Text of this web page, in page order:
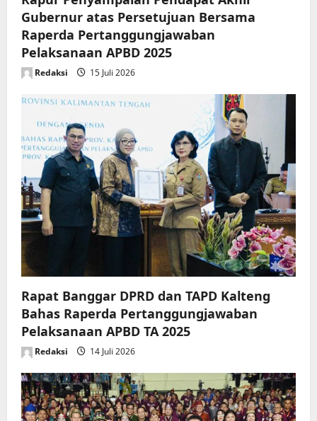
Gubernur atas Persetujuan Bersama
Raperda Pertanggungjawaban
Pelaksanaan APBD 2025
Redaksi 15 Juli 2026
Rapat Banggar DPRD dan TAPD Kalteng
Bahas Raperda Pertanggungjawaban
Pelaksanaan APBD TA 2025
Redaksi 14 Juli 2026